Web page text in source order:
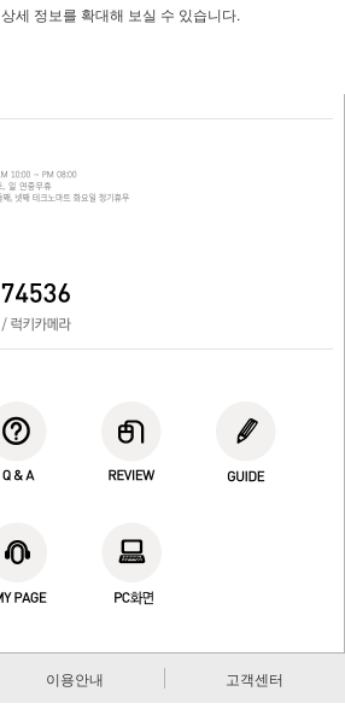
상세 정보를 확대해 보실 수 있습니다.
이용안내 고객센터